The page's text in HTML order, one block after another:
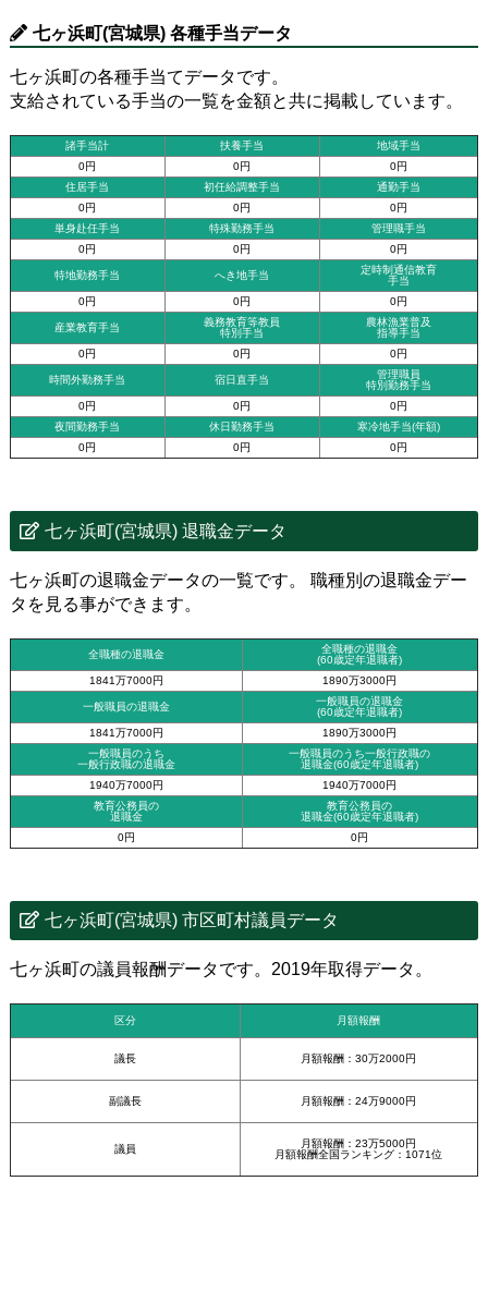
七ヶ浜町(宮城県) 各種手当データ
七ヶ浜町の各種手当てデータです。
支給されている手当の一覧を金額と共に掲載しています。
諸手当計 扶養手当
地域手当
0円
0円
0円
住居手当
初任給調整手当
通勤手当
0円
0円
0円
単身赴任手当
特殊勤務手当
管理職手当
0円
0円 0円
特地勤務手当 へき地手当
定時制通信教育
手当
0円
0円 0円
産業教育手当
義務教育等教員
特別手当
農林漁業普及
指導手当
0円
0円 0円
時間外勤務手当 宿日直手当
管理職員
特別勤務手当
0円
0円
0円
夜間勤務手当
休日勤務手当
寒冷地手当(年額)
0円
0円 0円
七ヶ浜町(宮城県) 退職金データ
七ヶ浜町の退職金データの一覧です。 職種別の退職金デー
タを見る事ができます。
全職種の退職金
全職種の退職金
(60歳定年退職者)
1841万7000円
1890万3000円
一般職員の退職金
一般職員の退職金
(60歳定年退職者)
1841万7000円
1890万3000円
一般職員のうち
一般行政職の退職金
一般職員のうち一般行政職の
退職金(60歳定年退職者)
1940万7000円
1940万7000円
教育公務員の
退職金
教育公務員の
退職金(60歳定年退職者)
0円
0円
七ヶ浜町(宮城県) 市区町村議員データ
七ヶ浜町の議員報酬データです。2019年取得データ。
区分 月額報酬
議長 月額報酬：30万2000円
副議長 月額報酬：24万9000円
議員
月額報酬：23万5000円
月額報酬全国ランキング：1071位